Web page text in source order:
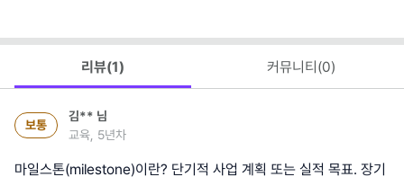
리뷰(1) 커뮤니티(0)
보통
김** 님
교육, 5년차
마일스톤(milestone)이란? 단기적 사업 계획 또는 실적 목표. 장기